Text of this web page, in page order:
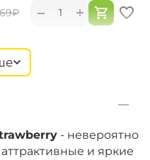
₽ +
−
₽ +
−
- невероятно
и яркие